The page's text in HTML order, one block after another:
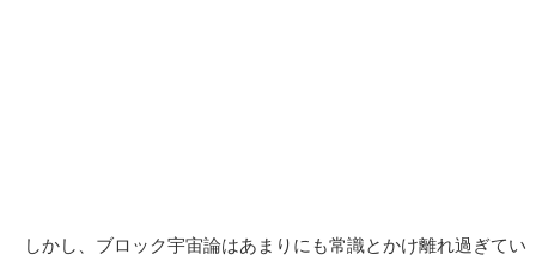
しかし、ブロック宇宙論はあまりにも常識とかけ離れ過ぎてい